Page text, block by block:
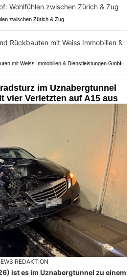
zwischen Zürich & Zug
mit Weiss Immobilien & Dienstleistungen GmbH
im Uznabergtunnel
vier Verletzten auf A15 aus
REDAKTION
ist es im Uznabergtunnel zu einem